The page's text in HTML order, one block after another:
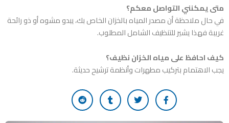
متى يمكنني التواصل معكم؟
في حال ملاحظة أن مصدر المياه بالخزان الخاص بك، يبدو مشوه أو ذو رائحة
غريبة فهذا يشير للتنظيف الشامل المطلوب.
كيف احافظ على مياه الخزان نظيف؟
يجب الاهتمام بتركيب مطهرات وأنظمة ترشيح حديثة.